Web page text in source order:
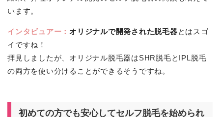
います。
インタビュアー：オリジナルで開発された脱毛器とはスゴ
イですね！
拝見しましたが、オリジナル脱毛器はSHR脱毛とIPL脱毛
の両方を使い分けることができるそうですね。
初めての方でも安心してセルフ脱毛を始められ